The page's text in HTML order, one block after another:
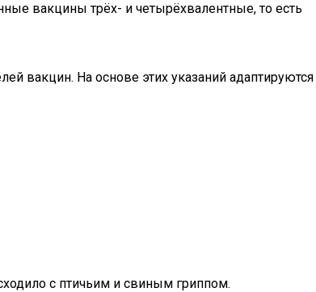
вакцины трёх- и четырёхвалентные, то есть
вакцин. На основе этих указаний адаптируются
с птичьим и свиным гриппом.